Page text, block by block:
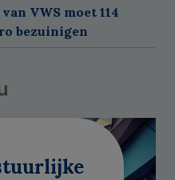
VWS moet 114
bezuinigen